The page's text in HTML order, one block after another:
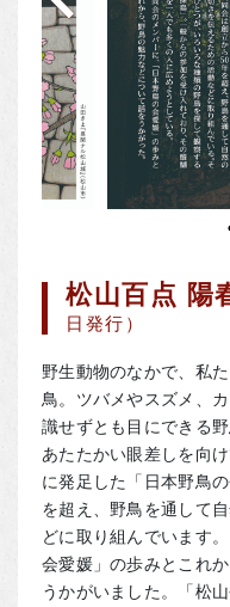
松山百点 陽
日発行）
野生動物のなかで、私
鳥。ツバメやスズメ、
識せずとも目にできる
あたたかい眼差しを向
に発足した「日本野鳥
を超え、野鳥を通して
どに取り組んでいます
会愛媛」の歩みとこれ
うかがいました。「松